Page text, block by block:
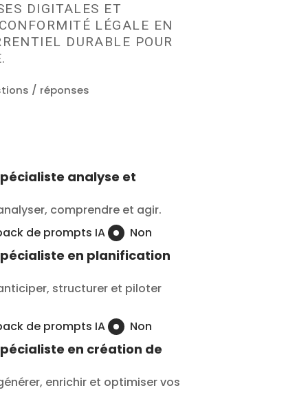
DIGITALES ET
LÉGALE EN
DURABLE POUR
/ réponses
analyse et
comprendre et agir.
Non
de prompts IA
en planification
structurer et piloter
Non
de prompts IA
en création de
enrichir et optimiser vos